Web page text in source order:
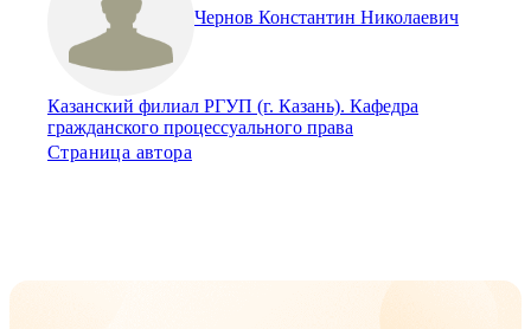
Чернов Константин Николаевич
Казанский филиал РГУП (г. Казань). Кафедра
гражданского процессуального права
Страница автора